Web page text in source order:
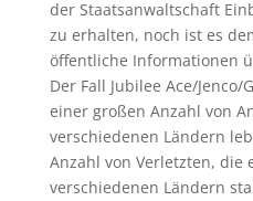
der Staatsanwaltschaft
zu erhalten, noch ist es
öffentliche Informationen
Der Fall Jubilee Ace/
einer großen Anzahl von
verschiedenen Ländern
Anzahl von Verletzten, die
verschiedenen Ländern